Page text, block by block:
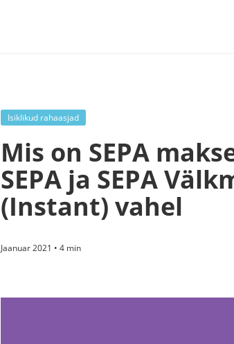
Isiklikud rahaasjad
Mis on SEPA
SEPA ja SEPA
(Instant) vahel
Jaanuar 2021 • 4 min